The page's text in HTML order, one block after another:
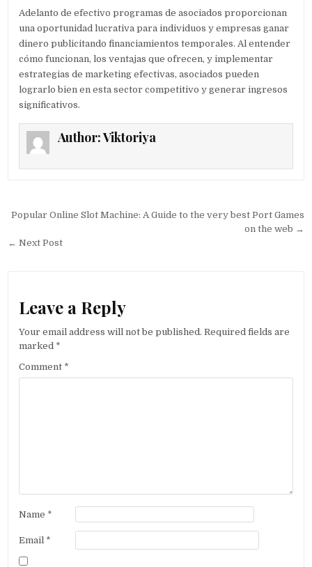
Adelanto de efectivo programas de asociados proporcionan
una oportunidad lucrativa para individuos y empresas ganar
dinero publicitando financiamientos temporales. Al entender
cómo funcionan, los ventajas que ofrecen, y implementar
estrategias de marketing efectivas, asociados pueden
lograrlo bien en esta sector competitivo y generar ingresos
significativos.
Author:Viktoriya
Post navigation
Popular Online Slot Machine: A Guide to the very best Port Games
on the web →
← Next Post
Leave a Reply
Your email address will not be published. Required fields are
marked *
Comment *
Name *
Email *